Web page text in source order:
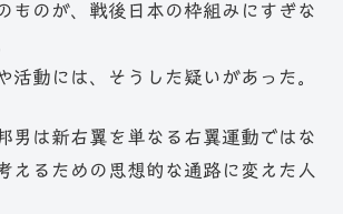
ものが、戦後日本の枠組みにすぎな
活動には、そうした疑いがあった。
男は新右翼を単なる右翼運動ではな
えるための思想的な通路に変えた人